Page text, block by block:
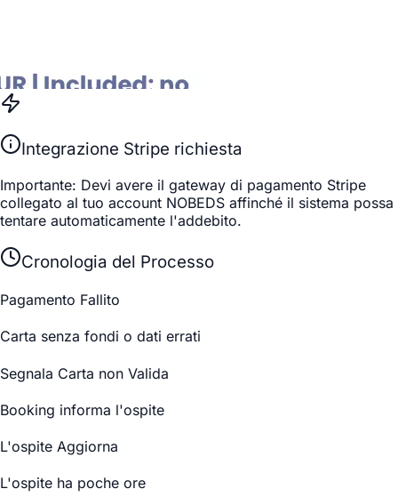
Integrazione Stripe richiesta
Importante: Devi avere il gateway di pagamento Stripe
collegato al tuo account NOBEDS affinché il sistema possa
tentare automaticamente l'addebito.
Cronologia del Processo
Pagamento Fallito
Carta senza fondi o dati errati
Segnala Carta non Valida
Booking informa l'ospite
L'ospite Aggiorna
L'ospite ha poche ore